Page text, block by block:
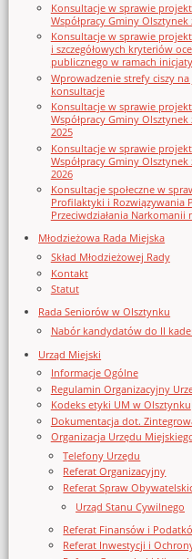
Konsultacje w sprawie
Współpracy Gminy
Konsultacje w sprawie
i szczegółowych kryteriów
publicznego w ramach
Wprowadzenie strefy ciszy
konsultacje
Konsultacje w sprawie
Współpracy Gminy
2025
Konsultacje w sprawie
Współpracy Gminy
2026
Konsultacje społeczne w
Profilaktyki i Rozwiązywania
Przeciwdziałania Narkomanii
Młodzieżowa Rada Miejska
Skład Młodzieżowej Rady
Kontakt
Statut
Rada Seniorów w Olsztynku
Nabór kandydatów do II
Urząd Miejski
Informacje Ogólne
Regulamin Organizacyjny
Kodeks etyki UM w Olsztynku
Dokumentacja dot.
Organizacja Urzędu
Telefony Urzędu
Referat Organizacyjny
Referat Spraw
Urząd Stanu Cywilnego
Referat Finansów i
Referat Inwestycji i